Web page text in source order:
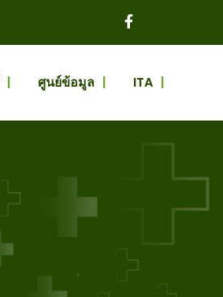
ศูนย์ข้อมูล ITA